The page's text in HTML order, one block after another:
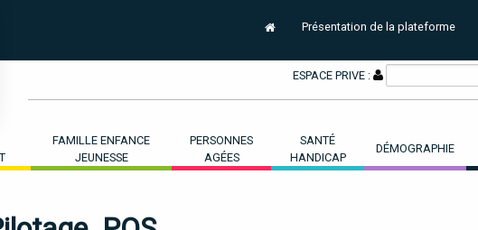
Présentation de la plateforme
ESPACE PRIVE :
FAMILLE ENFANCE
JEUNESSE
PERSONNES
AGÉES
SANTÉ
HANDICAP
DÉMOGRAPHIE